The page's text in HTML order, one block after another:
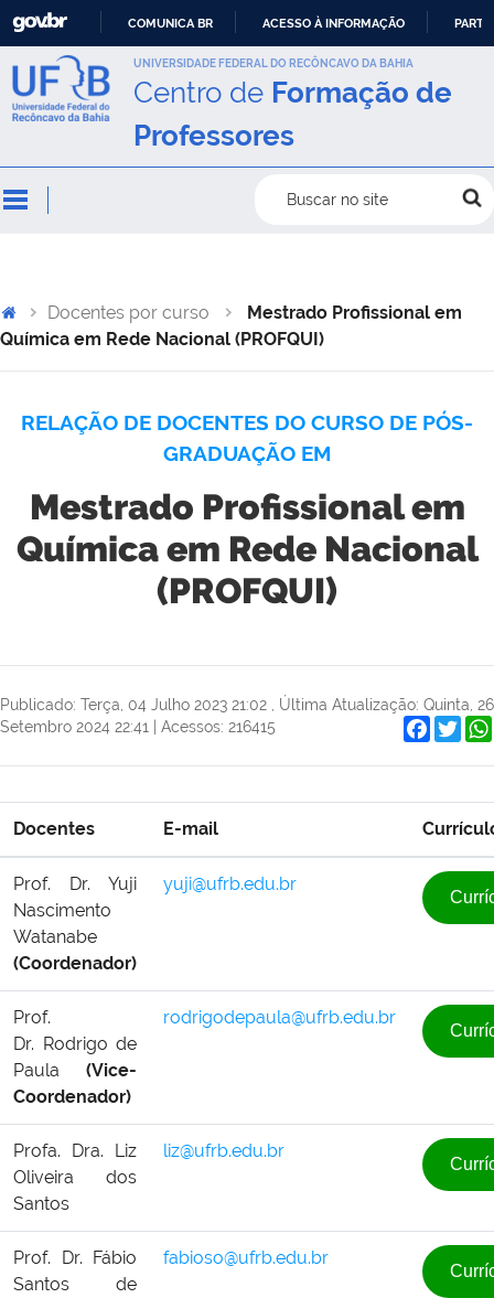
IR
PARA
CONTEÚDO
COMUNICA BR ACESSO À INFORMAÇÃO
UNIVERSIDADE FEDERAL DO RECÔNCAVO DA BAHIA
Centro de Formação de
Professores
Buscar no site
Docentes por curso
Mestrado Profissional em
Química em Rede Nacional (PROFQUI)
RELAÇÃO DE DOCENTES DO CURSO DE PÓS-
GRADUAÇÃO EM
Mestrado Profissional em
Química em Rede Nacional
(PROFQUI)
Publicado: Terça, 04 Julho 2023 21:02
Última Atualização: Quinta, 26
Setembro 2024 22:41 | Acessos: 216415
Docentes E-mail
Prof. Dr. Yuji
Nascimento
Watanabe
(Coordenador)
yuji@ufrb.edu.br
Prof.
Dr. Rodrigo de
Paula (Vice-
Coordenador)
rodrigodepaula@ufrb.edu.br
Profa. Dra. Liz
Oliveira dos
Santos
liz@ufrb.edu.br
Prof. Dr. Fábio
Santos de
fabioso@ufrb.edu.br